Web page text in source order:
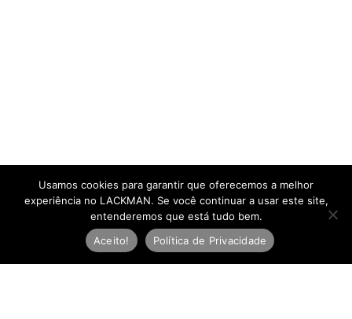
Usamos cookies para garantir que oferecemos a melhor
experiência no LACKMAN. Se você continuar a usar este site,
entenderemos que está tudo bem.
Aceito!
Política de Privacidade